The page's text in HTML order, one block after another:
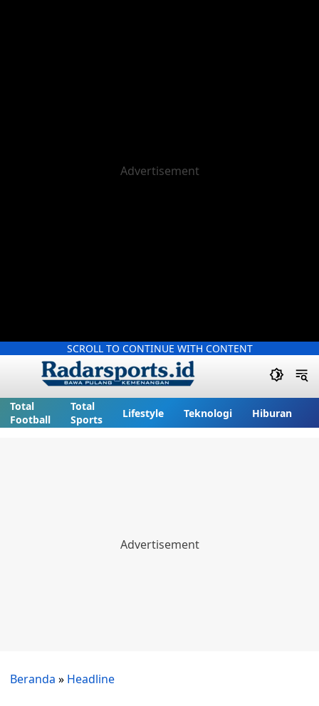
SCROLL TO CONTINUE WITH CONTENT
Total
Football
Total
Sports
Lifestyle Teknologi Hiburan
Beranda » Headline